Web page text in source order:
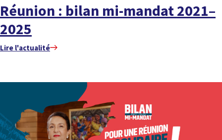
Réunion : bilan mi-mandat 2021–
2025
Lire l'actualité